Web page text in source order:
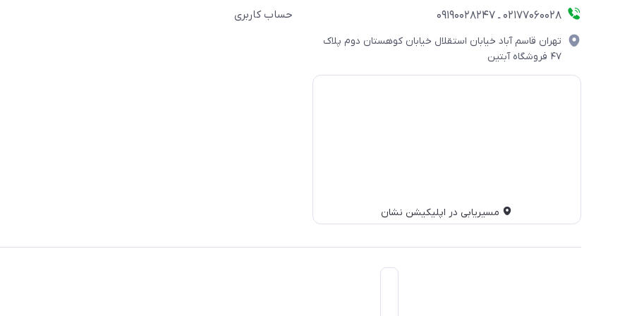
۰۲۱۷۷۰۶۰۰۲۸ ـ ۰۹۱۹۰۰۲۸۲۴۷
تهران قاسم آباد خیابان استقلال خیابان کوهستان دوم پلاک
۴۷ فروشگاه آبتین
مسیریابی در اپلیکیشن نشان
حساب کاربری